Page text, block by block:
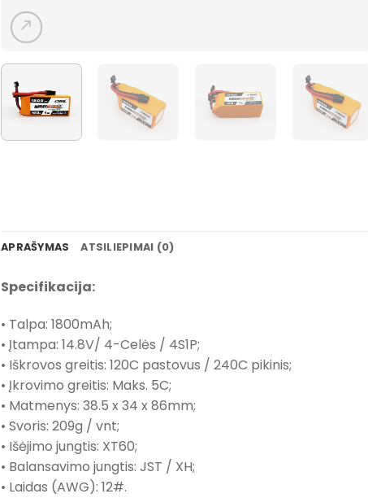
APRAŠYMAS ATSILIEPIMAI (0)
Specifikacija:
• Talpa: 1800mAh;
• Įtampa: 14.8V/ 4-Celės / 4S1P;
• Iškrovos greitis: 120C pastovus / 240C pikinis;
• Įkrovimo greitis: Maks. 5C;
• Matmenys: 38.5 x 34 x 86mm;
• Svoris: 209g / vnt;
• Išėjimo jungtis: XT60;
• Balansavimo jungtis: JST / XH;
• Laidas (AWG): 12#.